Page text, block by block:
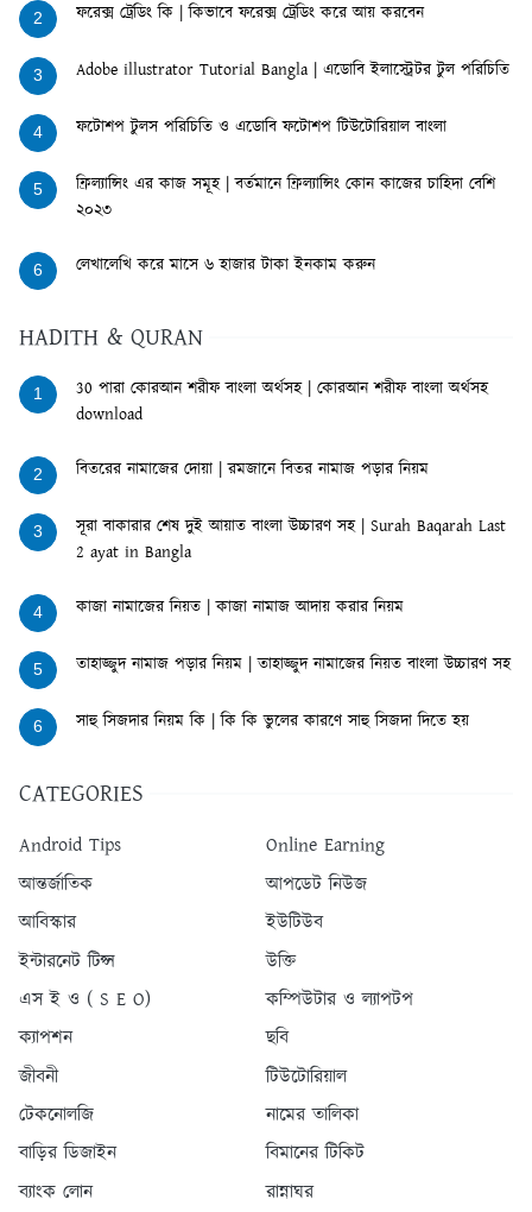
2 ফরেক্স ট্রেডিং কি | কিভাবে ফরেক্স ট্রেডিং করে আয় করবেন
3 Adobe illustrator Tutorial Bangla | এডোবি ইলাস্ট্রেটর টুল পরিচিতি
4 ফটোশপ টুলস পরিচিতি ও এডোবি ফটোশপ টিউটোরিয়াল বাংলা
5
ফ্রিল্যান্সিং এর কাজ সমূহ | বর্তমানে ফ্রিল্যান্সিং কোন কাজের চাহিদা বেশি
২০২৩
6 লেখালেখি করে মাসে ৬ হাজার টাকা ইনকাম করুন
HADITH & QURAN
1
30 পারা কোরআন শরীফ বাংলা অর্থসহ | কোরআন শরীফ বাংলা অর্থসহ
download
2 বিতরের নামাজের দোয়া | রমজানে বিতর নামাজ পড়ার নিয়ম
3
সূরা বাকারার শেষ দুই আয়াত বাংলা উচ্চারণ সহ | Surah Baqarah Last
2 ayat in Bangla
4 কাজা নামাজের নিয়ত | কাজা নামাজ আদায় করার নিয়ম
5 তাহাজ্জুদ নামাজ পড়ার নিয়ম | তাহাজ্জুদ নামাজের নিয়ত বাংলা উচ্চারণ সহ
6 সাহু সিজদার নিয়ম কি | কি কি ভুলের কারণে সাহু সিজদা দিতে হয়
CATEGORIES
Android Tips
Online Earning
আন্তর্জাতিক
আপডেট নিউজ
আবিস্কার
ইউটিউব
ইন্টারনেট টিপ্স
উক্তি
এস ই ও ( S E O)
কম্পিউটার ও ল্যাপটপ
ক্যাপশন
ছবি
জীবনী
টিউটোরিয়াল
টেকনোলজি
নামের তালিকা
বাড়ির ডিজাইন
বিমানের টিকিট
ব্যাংক লোন
রান্নাঘর